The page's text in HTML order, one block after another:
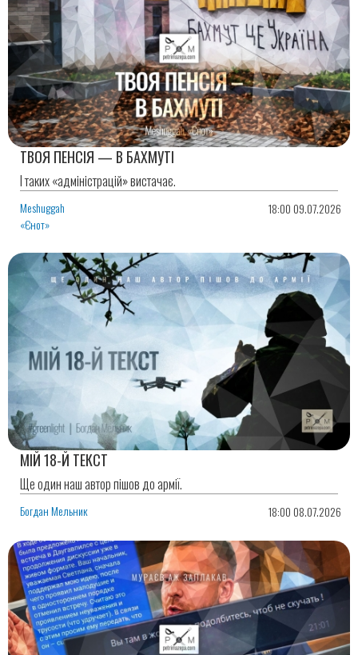
ТВОЯ ПЕНСІЯ — В БАХМУТІ
І таких «адміністрацій» вистачає.
Meshuggah
«Єнот»
18:00 09.07.2026
МІЙ 18-Й ТЕКСТ
Ще один наш автор пішов до армії.
Богдан Мельник 18:00 08.07.2026